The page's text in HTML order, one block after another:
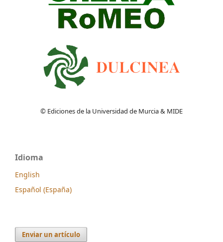
© Ediciones de la Universidad de Murcia & MIDE
Idioma
English
Español (España)
Enviar un artículo